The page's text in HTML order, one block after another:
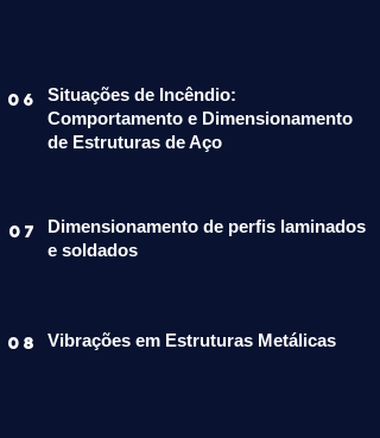
06
Situações de Incêndio:
Comportamento e Dimensionamento
de Estruturas de Aço
07
Dimensionamento de perfis laminados
e soldados
08 Vibrações em Estruturas Metálicas